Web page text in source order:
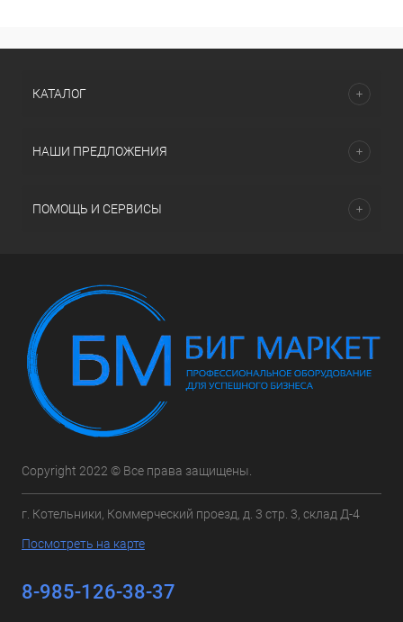
КАТАЛОГ
НАШИ ПРЕДЛОЖЕНИЯ
ПОМОЩЬ И СЕРВИСЫ
Copyright 2022 © Все права защищены.
г. Котельники, Коммерческий проезд, д. 3 стр. 3, склад Д-4
Посмотреть на карте
8-985-126-38-37